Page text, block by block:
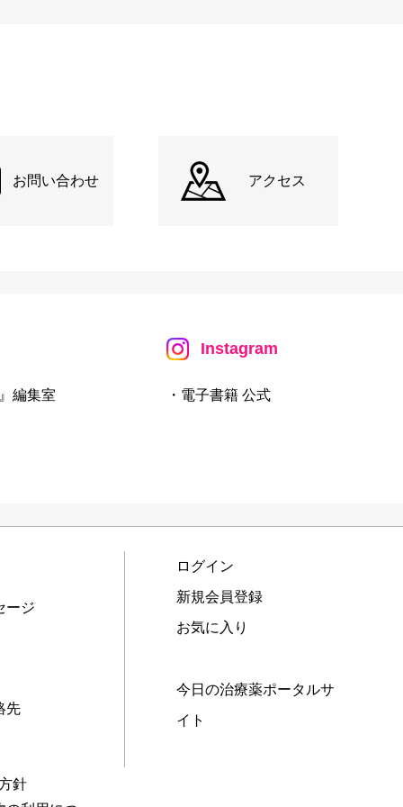
お問い合わせ アクセス
編集室
Instagram
・電子書籍 公式
ージ
先
針
ログイン
新規会員登録
お気に入り
今日の治療薬ポータルサ
イト